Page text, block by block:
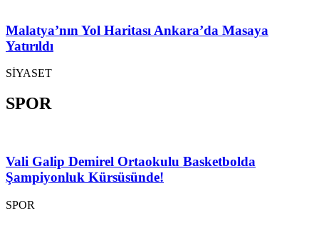
Malatya’nın Yol Haritası Ankara’da Masaya
Yatırıldı
SİYASET
SPOR
Vali Galip Demirel Ortaokulu Basketbolda
Şampiyonluk Kürsüsünde!
SPOR